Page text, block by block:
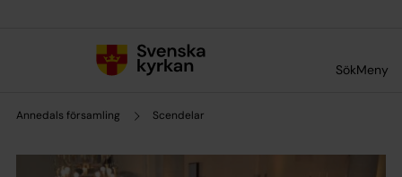
SökMeny
Annedals församling Scendelar